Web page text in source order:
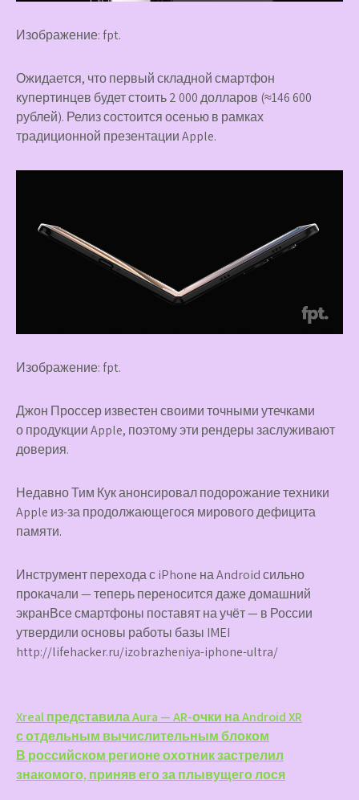
Изображение: fpt.
Ожидается, что первый складной смартфон
купертинцев будет стоить 2 000 долларов (≈146 600
рублей). Релиз состоится осенью в рамках
традиционной презентации Apple.
Изображение: fpt.
Джон Проссер известен своими точными утечками
о продукции Apple, поэтому эти рендеры заслуживают
доверия.
Недавно Тим Кук анонсировал подорожание техники
Apple из-за продолжающегося мирового дефицита
памяти.
Инструмент перехода с iPhone на Android сильно
прокачали — теперь переносится даже домашний
экранВсе смартфоны поставят на учёт — в России
утвердили основы работы базы IMEI
http://lifehacker.ru/izobrazheniya-iphone-ultra/
Навигация
по
записям
Xreal представила Aura — AR-очки на Android XR
с отдельным вычислительным блоком
В российском регионе охотник застрелил
знакомого, приняв его за плывущего лося